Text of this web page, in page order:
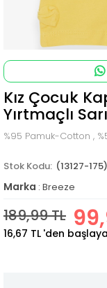
Kız Çocuk
Yırtmaçlı
%95 Pamuk-Cotton ,
(13127-175)
Marka : Breeze
189,99 TL
16,67 TL 'den